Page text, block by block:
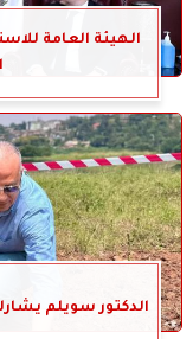
الهيئة العامة
الدكتور سويلم